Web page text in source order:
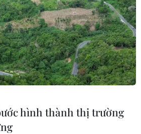
hình thành thị trường